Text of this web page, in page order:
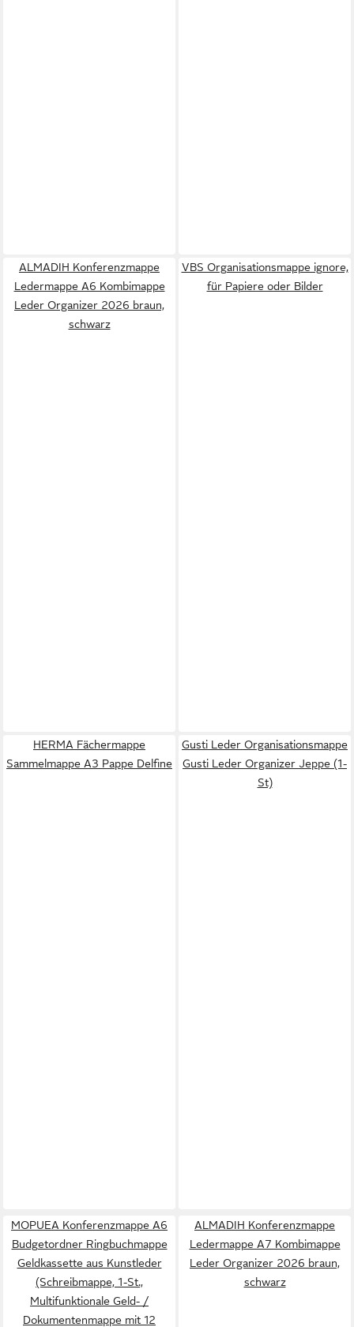
ALMADIH Konferenzmappe
Ledermappe A6 Kombimappe
Leder Organizer 2026 braun,
schwarz
VBS Organisationsmappe ignore,
für Papiere oder Bilder
HERMA Fächermappe
Sammelmappe A3 Pappe Delfine
Gusti Leder Organisationsmappe
Gusti Leder Organizer Jeppe (1-
St)
MOPUEA Konferenzmappe A6
Budgetordner Ringbuchmappe
Geldkassette aus Kunstleder
(Schreibmappe, 1-St.,
Multifunktionale Geld- /
Dokumentenmappe mit 12
ALMADIH Konferenzmappe
Ledermappe A7 Kombimappe
Leder Organizer 2026 braun,
schwarz